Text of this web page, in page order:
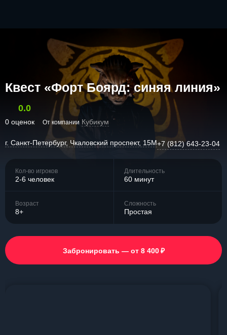
Квест «Форт Боярд: синяя линия»
0.0
0 оценок От компании Кубикум
г. Санкт-Петербург, Чкаловский проспект, 15М+7 (812) 643-23-04
Кол-во игроков
2-6 человек
Длительность
60 минут
Возраст
8+
Сложность
Простая
Забронировать — от 8 400 ₽